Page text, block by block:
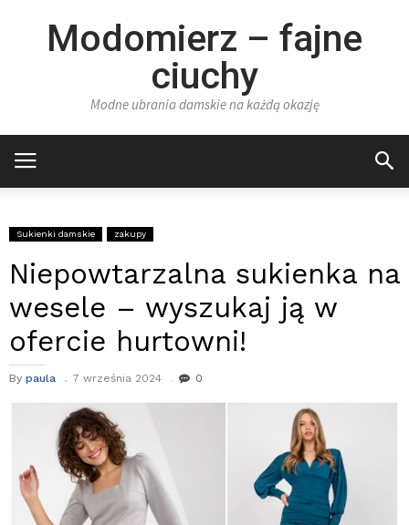
Modomierz – fajne
ciuchy
Modne ubrania damskie na każdą okazję
Sukienki damskie zakupy
Niepowtarzalna sukienka na
wesele – wyszukaj ją w
ofercie hurtowni!
By paula 7 września 2024 0